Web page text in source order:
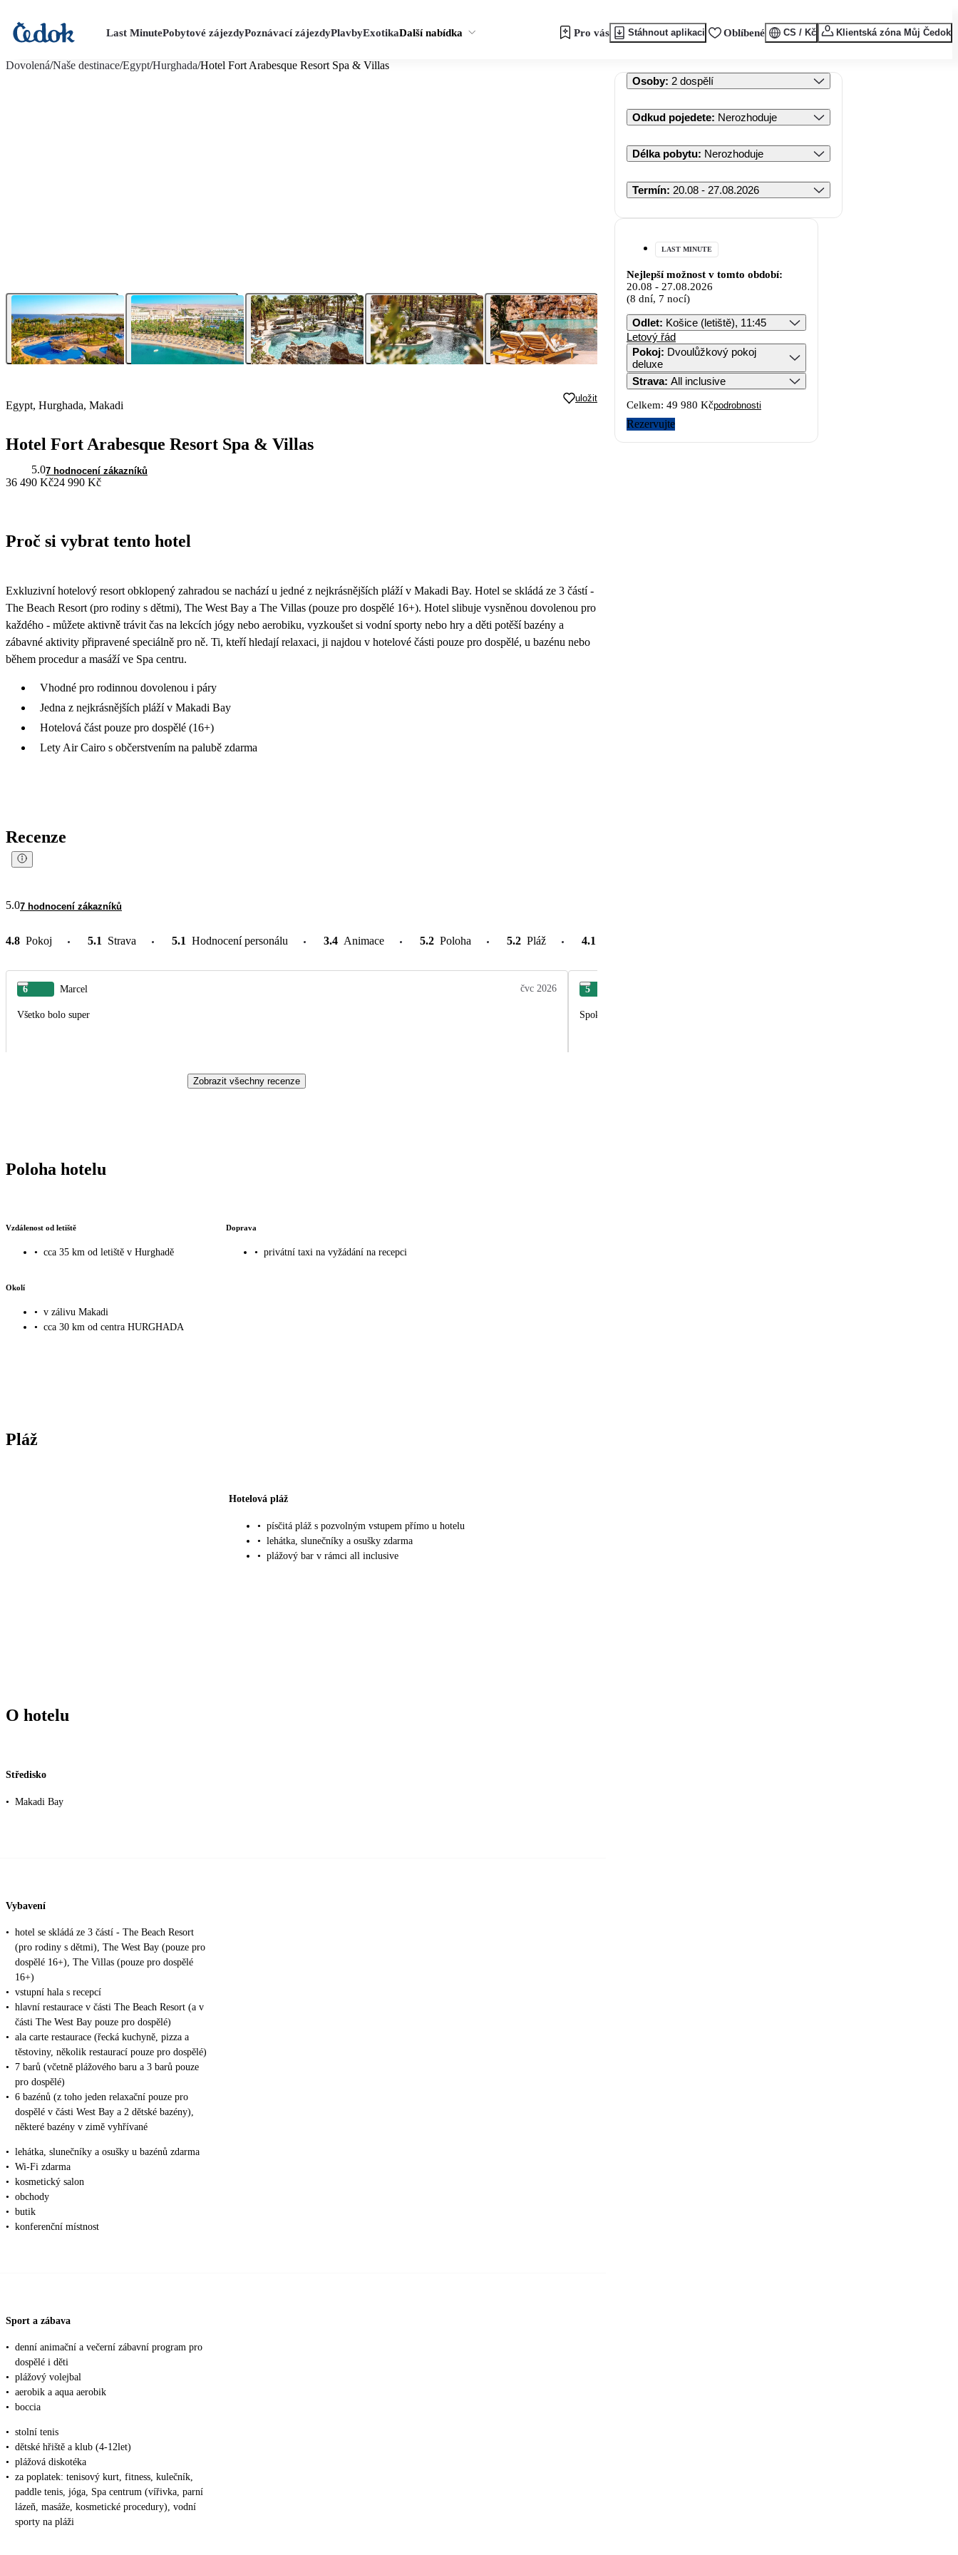
Last MinutePobytové zájezdyPoznávací zájezdyPlavbyExotikaDalší nabídka Pro vás Stáhnout aplikaci Oblíbené CS / Kč Klientská zóna Můj Čedok
Dovolená/Naše destinace/Egypt/Hurghada/Hotel Fort Arabesque Resort Spa & Villas
Egypt, Hurghada, Makadi
uložit
Hotel Fort Arabesque Resort Spa & Villas
5.07 hodnocení zákazníků
36 490 Kč24 990 Kč
Proč si vybrat tento hotel
Exkluzivní hotelový resort obklopený zahradou se nachází u jedné z nejkrásnějších pláží v Makadi Bay. Hotel se skládá ze 3 částí -
The Beach Resort (pro rodiny s dětmi), The West Bay a The Villas (pouze pro dospělé 16+). Hotel slibuje vysněnou dovolenou pro
každého - můžete aktivně trávit čas na lekcích jógy nebo aerobiku, vyzkoušet si vodní sporty nebo hry a děti potěší bazény a
zábavné aktivity připravené speciálně pro ně. Ti, kteří hledají relaxaci, ji najdou v hotelové části pouze pro dospělé, u bazénu nebo
během procedur a masáží ve Spa centru.
Vhodné pro rodinnou dovolenou i páry
Jedna z nejkrásnějších pláží v Makadi Bay
Hotelová část pouze pro dospělé (16+)
Lety Air Cairo s občerstvením na palubě zdarma
Recenze
5.07 hodnocení zákazníků
4.8 Pokoj 5.1 Strava 5.1 Hodnocení personálu 3.4 Animace 5.2 Poloha 5.2 Pláž 4.1
6 Marcel čvc 2026
Všetko bolo super
5
Spokojnosť, určite zopakujem.
Zobrazit všechny recenze
Poloha hotelu
Vzdálenost od letiště
• cca 35 km od letiště v Hurghadě
Doprava
• privátní taxi na vyžádání na recepci
Okolí
• v zálivu Makadi
• cca 30 km od centra HURGHADA
Pláž
Hotelová pláž
• písčitá pláž s pozvolným vstupem přímo u hotelu
• lehátka, slunečníky a osušky zdarma
• plážový bar v rámci all inclusive
O hotelu
Středisko
• Makadi Bay
Vybavení
• hotel se skládá ze 3 částí - The Beach Resort
(pro rodiny s dětmi), The West Bay (pouze pro
dospělé 16+), The Villas (pouze pro dospělé
16+)
• vstupní hala s recepcí
• hlavní restaurace v části The Beach Resort (a v
části The West Bay pouze pro dospělé)
• ala carte restaurace (řecká kuchyně, pizza a
těstoviny, několik restaurací pouze pro dospělé)
•
7 barů (včetně plážového baru a 3 barů pouze
pro dospělé)
• 6 bazénů (z toho jeden relaxační pouze pro
dospělé v části West Bay a 2 dětské bazény),
některé bazény v zimě vyhřívané
• lehátka, slunečníky a osušky u bazénů zdarma
• Wi-Fi zdarma
• kosmetický salon
• obchody
• butik
• konferenční místnost
Sport a zábava
• denní animační a večerní zábavní program pro
dospělé i děti
• plážový volejbal
• aerobik a aqua aerobik
• boccia
• stolní tenis
• dětské hřiště a klub (4-12let)
• plážová diskotéka
• za poplatek: tenisový kurt, fitness, kulečník,
paddle tenis, jóga, Spa centrum (vířivka, parní
lázeň, masáže, kosmetické procedury), vodní
sporty na pláži
Osoby: 2 dospělí
Odkud pojedete: Nerozhoduje
Délka pobytu: Nerozhoduje
Termín: 20.08 - 27.08.2026
LAST MINUTE
Nejlepší možnost v tomto období:
20.08 - 27.08.2026
(8 dní, 7 nocí)
Odlet: Košice (letiště), 11:45
Letový řád
Pokoj: Dvoulůžkový pokoj
deluxe
Strava: All inclusive
Celkem: 49 980 Kčpodrobnosti
Rezervujte